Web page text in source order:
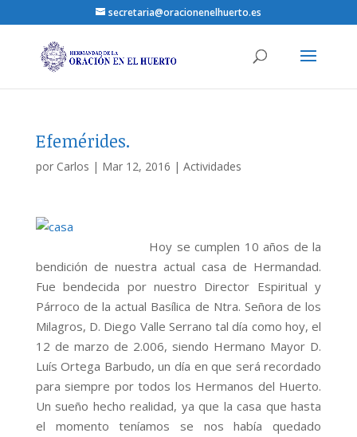
secretaria@oracionenelhuerto.es
Efemérides.
por Carlos | Mar 12, 2016 | Actividades
Hoy se cumplen 10 años de la
bendición de nuestra actual casa de Hermandad.
Fue bendecida por nuestro Director Espiritual y
Párroco de la actual Basílica de Ntra. Señora de los
Milagros, D. Diego Valle Serrano tal día como hoy, el
12 de marzo de 2.006, siendo Hermano Mayor D.
Luís Ortega Barbudo, un día en que será recordado
para siempre por todos los Hermanos del Huerto.
Un sueño hecho realidad, ya que la casa que hasta
el momento teníamos se nos había quedado